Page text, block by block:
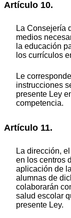
Artículo 10.
La Consejería
medios
la educación
los currículos
Le
instrucciones
presente Ley
competencia.
Artículo 11.
La dirección,
en los centros
aplicación de
alumnas de
colaborarán
salud escolar
presente Ley.